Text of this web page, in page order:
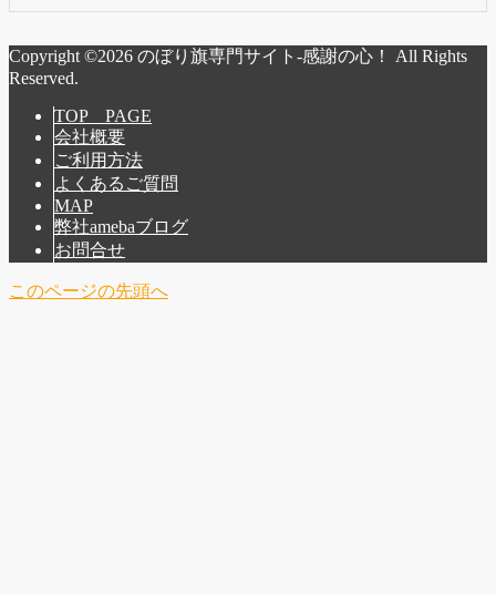
Copyright ©2026 のぼり旗専門サイト-感謝の心！ All Rights
Reserved.
TOP PAGE
会社概要
ご利用方法
よくあるご質問
MAP
弊社amebaブログ
お問合せ
このページの先頭へ